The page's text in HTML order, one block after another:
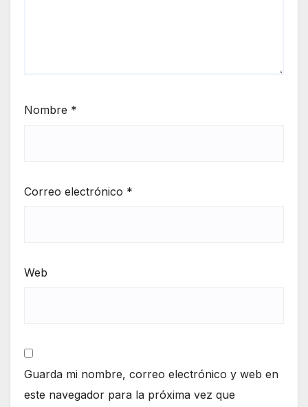
Nombre *
Correo electrónico *
Web
Guarda mi nombre, correo electrónico y web en
este navegador para la próxima vez que